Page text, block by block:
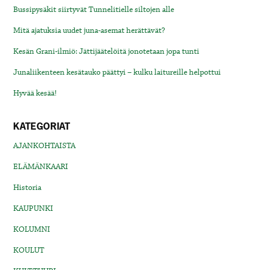
Bussipysäkit siirtyvät Tunnelitielle siltojen alle
Mitä ajatuksia uudet juna-asemat herättävät?
Kesän Grani-ilmiö: Jättijäätelöitä jonotetaan jopa tunti
Junaliikenteen kesätauko päättyi – kulku laitureille helpottui
Hyvää kesää!
KATEGORIAT
AJANKOHTAISTA
ELÄMÄNKAARI
Historia
KAUPUNKI
KOLUMNI
KOULUT